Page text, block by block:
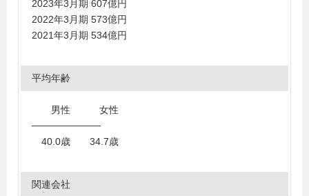
2023年3月期 607億円
2022年3月期 573億円
2021年3月期 534億円
平均年齢
男性 女性
──────────
40.0歳 34.7歳
関連会社